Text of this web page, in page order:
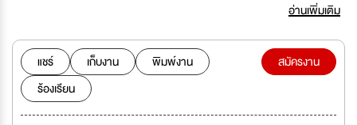
อ่านเพิ่มเติม
แชร์ เก็บงาน
พิมพ์งาน
ร้องเรียน
สมัครงาน